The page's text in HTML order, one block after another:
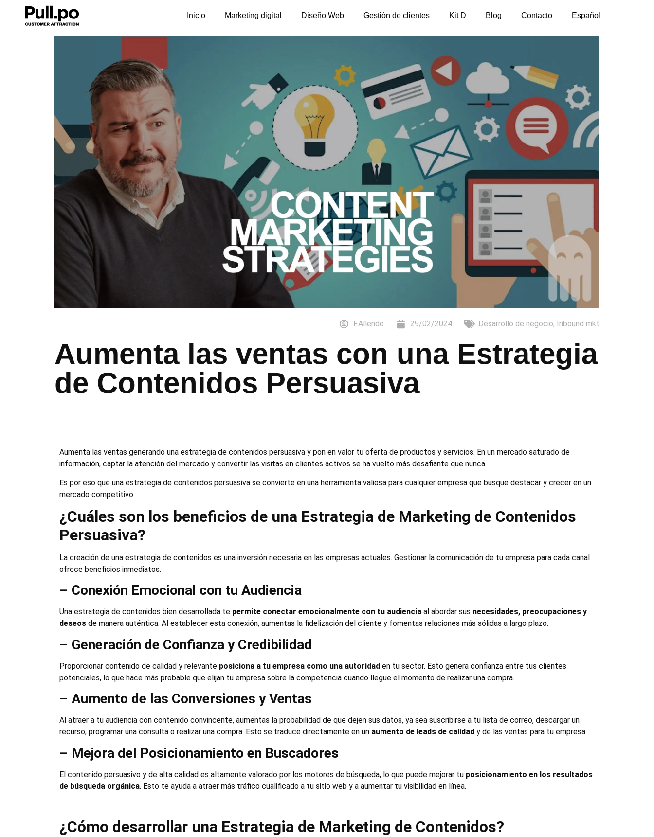
Inicio Marketing digital Diseño Web Gestión de clientes Kit D Blog Contacto Español
F.Allende 29/02/2024 Desarrollo de negocio, Inbound mkt
Aumenta las ventas con una Estrategia
de Contenidos Persuasiva
Aumenta las ventas generando una estrategia de contenidos persuasiva y pon en valor tu oferta de productos y servicios. En un mercado saturado de
información, captar la atención del mercado y convertir las visitas en clientes activos se ha vuelto más desafiante que nunca.
Es por eso que una estrategia de contenidos persuasiva se convierte en una herramienta valiosa para cualquier empresa que busque destacar y crecer en un
mercado competitivo.
¿Cuáles son los beneficios de una Estrategia de Marketing de Contenidos
Persuasiva?
La creación de una estrategia de contenidos es una inversión necesaria en las empresas actuales. Gestionar la comunicación de tu empresa para cada canal
ofrece beneficios inmediatos.
– Conexión Emocional con tu Audiencia
Una estrategia de contenidos bien desarrollada te permite conectar emocionalmente con tu audiencia al abordar sus necesidades, preocupaciones y
deseos de manera auténtica. Al establecer esta conexión, aumentas la fidelización del cliente y fomentas relaciones más sólidas a largo plazo.
– Generación de Confianza y Credibilidad
Proporcionar contenido de calidad y relevante posiciona a tu empresa como una autoridad en tu sector. Esto genera confianza entre tus clientes
potenciales, lo que hace más probable que elijan tu empresa sobre la competencia cuando llegue el momento de realizar una compra.
– Aumento de las Conversiones y Ventas
Al atraer a tu audiencia con contenido convincente, aumentas la probabilidad de que dejen sus datos, ya sea suscribirse a tu lista de correo, descargar un
recurso, programar una consulta o realizar una compra. Esto se traduce directamente en un aumento de leads de calidad y de las ventas para tu empresa.
– Mejora del Posicionamiento en Buscadores
El contenido persuasivo y de alta calidad es altamente valorado por los motores de búsqueda, lo que puede mejorar tu posicionamiento en los resultados
de búsqueda orgánica. Esto te ayuda a atraer más tráfico cualificado a tu sitio web y a aumentar tu visibilidad en línea.
.
¿Cómo desarrollar una Estrategia de Marketing de Contenidos?